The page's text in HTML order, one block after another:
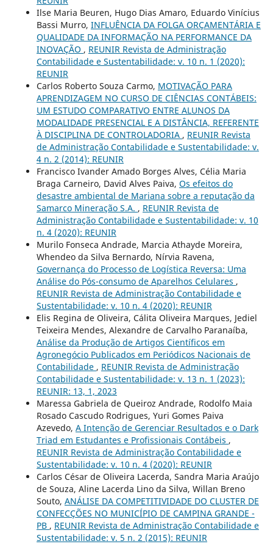
Ilse Maria Beuren, Hugo Dias Amaro, Eduardo Vinícius
Bassi Murro, INFLUÊNCIA DA FOLGA ORÇAMENTÁRIA E
QUALIDADE DA INFORMAÇÃO NA PERFORMANCE DA
INOVAÇÃO , REUNIR Revista de Administração
Contabilidade e Sustentabilidade: v. 10 n. 1 (2020):
REUNIR
Carlos Roberto Souza Carmo, MOTIVAÇÃO PARA
APRENDIZAGEM NO CURSO DE CIÊNCIAS CONTÁBEIS:
UM ESTUDO COMPARATIVO ENTRE ALUNOS DA
MODALIDADE PRESENCIAL E A DISTÂNCIA, REFERENTE
À DISCIPLINA DE CONTROLADORIA , REUNIR Revista
de Administração Contabilidade e Sustentabilidade: v.
4 n. 2 (2014): REUNIR
Francisco Ivander Amado Borges Alves, Célia Maria
Braga Carneiro, David Alves Paiva, Os efeitos do
desastre ambiental de Mariana sobre a reputação da
Samarco Mineração S.A. , REUNIR Revista de
Administração Contabilidade e Sustentabilidade: v. 10
n. 4 (2020): REUNIR
Murilo Fonseca Andrade, Marcia Athayde Moreira,
Whendeo da Silva Bernardo, Nírvia Ravena,
Governança do Processo de Logística Reversa: Uma
Análise do Pós-consumo de Aparelhos Celulares ,
REUNIR Revista de Administração Contabilidade e
Sustentabilidade: v. 10 n. 4 (2020): REUNIR
Elis Regina de Oliveira, Cálita Oliveira Marques, Jediel
Teixeira Mendes, Alexandre de Carvalho Paranaíba,
Análise da Produção de Artigos Científicos em
Agronegócio Publicados em Periódicos Nacionais de
Contabilidade , REUNIR Revista de Administração
Contabilidade e Sustentabilidade: v. 13 n. 1 (2023):
REUNIR: 13, 1, 2023
Maressa Gabriela de Queiroz Andrade, Rodolfo Maia
Rosado Cascudo Rodrigues, Yuri Gomes Paiva
Azevedo, A Intenção de Gerenciar Resultados e o Dark
Triad em Estudantes e Profissionais Contábeis ,
REUNIR Revista de Administração Contabilidade e
Sustentabilidade: v. 10 n. 4 (2020): REUNIR
Carlos César de Oliveira Lacerda, Sandra Maria Araújo
de Souza, Aline Lacerda Lino da Silva, Willan Breno
Souto, ANÁLISE DA COMPETITIVIDADE DO CLUSTER DE
CONFECÇÕES NO MUNICÍPIO DE CAMPINA GRANDE -
PB , REUNIR Revista de Administração Contabilidade e
Sustentabilidade: v. 5 n. 2 (2015): REUNIR